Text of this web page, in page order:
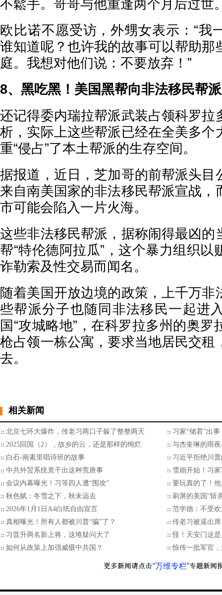
不鬆手。哥哥与他重逢两个月后过世
欧比诺不愿受访，外甥女表示：“我
谁知道呢？也许我的故事可以帮助那
庭。我想对他们说：不要放弃！”
8、黑吃黑！美国黑帮向非法移民帮
还记得委内瑞拉帮派武装占领科罗拉
析，实际上这些帮派已经在全美多个
重“侵占”了本土帮派的生存空间。
据报道，近日，芝加哥的前帮派头目
来自南美国家的非法移民帮派宣战，
市可能会陷入一片火海。
这些非法移民帮派，据称闹得最凶的
帮“特伦德阿拉瓜”，这个暴力组织以
诈勒索及性交易而闻名。
随着美国开放边境的政策，上千万非
些帮派分子也随同非法移民一起进
国“攻城略地”，在科罗拉多州的奥
枪占领一栋公寓，要求当地居民交租
去。
相关新闻
北京七环大爆炸，传老习两口子躲了整整两天
习家“储君”出
2025回国（2），故乡的云，还是那样的绚烂
与杰奎琳的雨
白石-南素里唱诗班的故事
习近平拒绝川普
中共外贸系统竟干出这种荒唐事
雪崩开始！习
会议内幕曝光！习等四人遭“围攻”
要玩真的了！
秋色赋：冬雪之下，秋未远去
刷屏的美国“斩
2026年1月1日A4白纸自由宣言
范学德：不受
真相曝光！所有人都被川普“骗”了？
传老习被逼出
习晋升两名新上将，这堆疑问大了
怪！天安门这
如何从政策上加强威慑中共国？
惊传一批军官
“万维专栏”